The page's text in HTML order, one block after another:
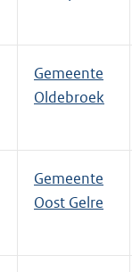
Gemeente
Oldebroek
Gemeente
Oost Gelre